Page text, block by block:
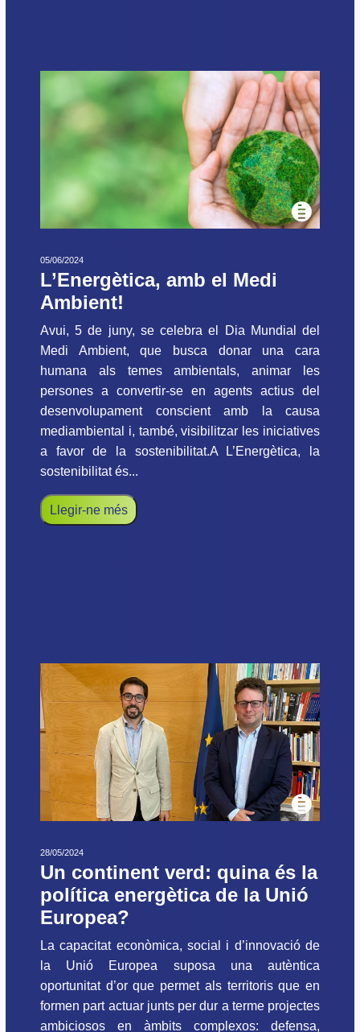
05/06/2024
L’Energètica, amb el Medi
Ambient!
Avui, 5 de juny, se celebra el Dia Mundial del
Medi Ambient, que busca donar una cara
humana als temes ambientals, animar les
persones a convertir-se en agents actius del
desenvolupament conscient amb la causa
mediambiental i, també, visibilitzar les iniciatives
a favor de la sostenibilitat.A L’Energètica, la
sostenibilitat és...
Llegir-ne més
28/05/2024
Un continent verd: quina és la
política energètica de la Unió
Europea?
La capacitat econòmica, social i d’innovació de
la Unió Europea suposa una autèntica
oportunitat d’or que permet als territoris que en
formen part actuar junts per dur a terme projectes
ambiciosos en àmbits complexos: defensa,